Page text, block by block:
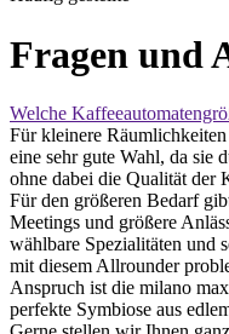
Fragen und
Welche
Für kleinere
eine sehr gute Wahl, da sie
ohne dabei die Qualität der
Für den größeren Bedarf
Meetings und größere
wählbare Spezialitäten und
mit diesem Allrounder
Anspruch ist die milano
perfekte Symbiose aus